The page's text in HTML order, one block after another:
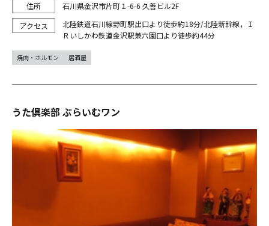
石川県金沢市片町１-6-6 久善ビル2F
北陸鉄道石川線野町駅出口より徒歩約18分/北陸新幹線，Ｉ
Ｒいしかわ鉄道金沢駅兼六園口より徒歩約44分
焼肉・ホルモン 居酒屋
うた倶楽部 ぷらいむワン